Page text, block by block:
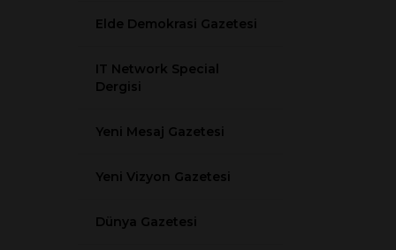
Elde Demokrasi Gazetesi
IT Network Special
Dergisi
Yeni Mesaj Gazetesi
Yeni Vizyon Gazetesi
Dünya Gazetesi